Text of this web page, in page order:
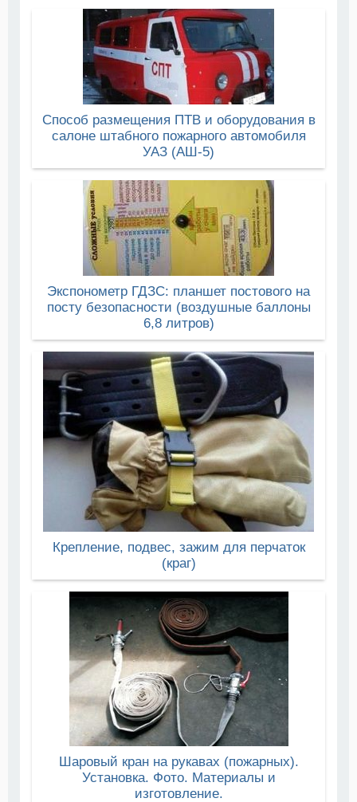
Способ размещения ПТВ и оборудования в
салоне штабного пожарного автомобиля
УАЗ (АШ-5)
Экспонометр ГДЗС: планшет постового на
посту безопасности (воздушные баллоны
6,8 литров)
Крепление, подвес, зажим для перчаток
(краг)
Шаровый кран на рукавах (пожарных).
Установка. Фото. Материалы и
изготовление.